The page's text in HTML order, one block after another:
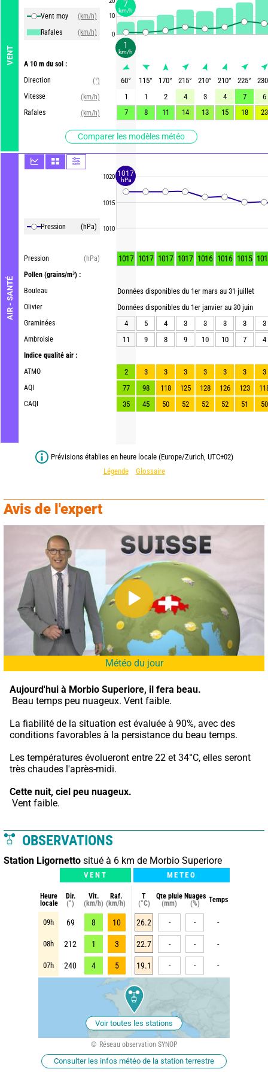
VENT
Vent moy
(km/h)
Rafales
(km/h)
A 10 m du sol :
Direction
(°)
Vitesse
(km/h)
Rafales
(km/h)
Comparer les modèles météo
AIR - SANTÉ
Pression (hPa)
Pression
(hPa)
Pollen (grains/m³) :
Bouleau
Olivier
Graminées
Ambroisie
Indice qualité air :
ATMO
AQI
CAQI
10
0
1020
1015
1010
60° 115° 170° 215° 210° 210° 225°
230
1
1 2 4 3 4 7
6
7
8 11 14 13 15 18 23
1017 1017 1017 1017 1016 1016 1015
Données disponibles du 1er mars au 31 juillet
Données disponibles du 1er janvier au 30 juin
4
5 4 3 3 3 3
3
11
9 8 9 10 10 7 4
2 3 3 3 3 3 3
3
77
98 118 125 128 126 123
35
45 50 52 52 52 51 50
Prévisions établies en heure locale (Europe/Zurich, UTC+02)
Légende
Glossaire
Avis de l'expert
Météo du jour
Aujourd'hui à Morbio Superiore, il fera beau.
Beau temps peu nuageux. Vent faible.
La fiabilité de la situation est évaluée à 90%, avec des
conditions favorables à la persistance du beau temps.
Les températures évolueront entre 22 et 34°C, elles seront
très chaudes l'après-midi.
Cette nuit, ciel peu nuageux.
Vent faible.
OBSERVATIONS
Station Ligornetto situé à 6 km de Morbio Superiore
VENT METEO
Heure
locale
Dir.
(°)
Vit.
(km/h)
Raf.
(km/h)
T
(°C)
Qte pluie
(mm)
Nuages
(%)
Temps
09h 69 8 10 26.2 - - -
08h 212 1 3 22.7 - - -
07h 240 4 5 19.1 - - -
Voir toutes les stations
Réseau observation SYNOP
Consulter les infos météo de la station terrestre
1
km/h
7
km/h
1017
hPa